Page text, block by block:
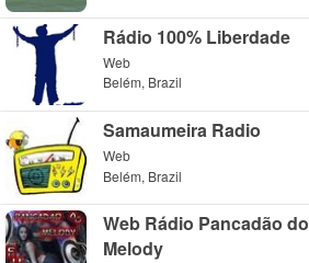
Rádio 100% Liberdade
Web
Belém, Brazil
Samaumeira Radio
Web
Belém, Brazil
Web Rádio Pancadão do
Melody